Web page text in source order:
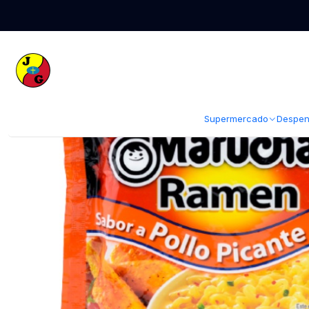
Supermercado
Ramen Pollo Picante